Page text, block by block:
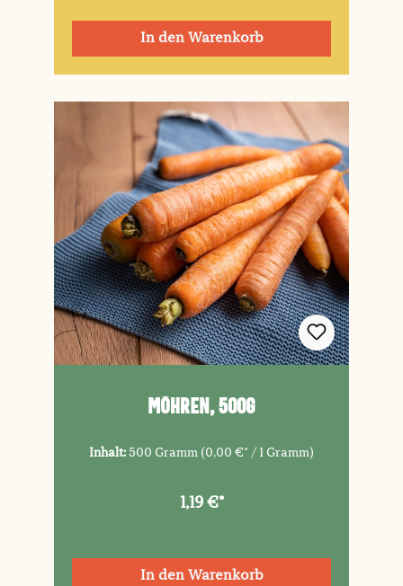
In den Warenkorb
Möhren, 500g
Inhalt: 500 Gramm (0,00 €* / 1 Gramm)
1,19 €*
In den Warenkorb